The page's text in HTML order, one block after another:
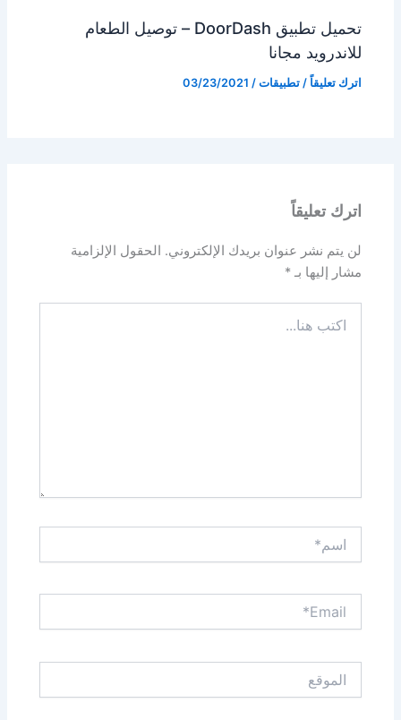
تحميل تطبيق DoorDash – توصيل الطعام
للاندرويد مجانا
اترك تعليقاً /تطبيقات /
03/23/2021
اترك تعليقاً
لن يتم نشر عنوان بريدك الإلكتروني. الحقول الإلزامية
مشار إليها بـ*
هنا...